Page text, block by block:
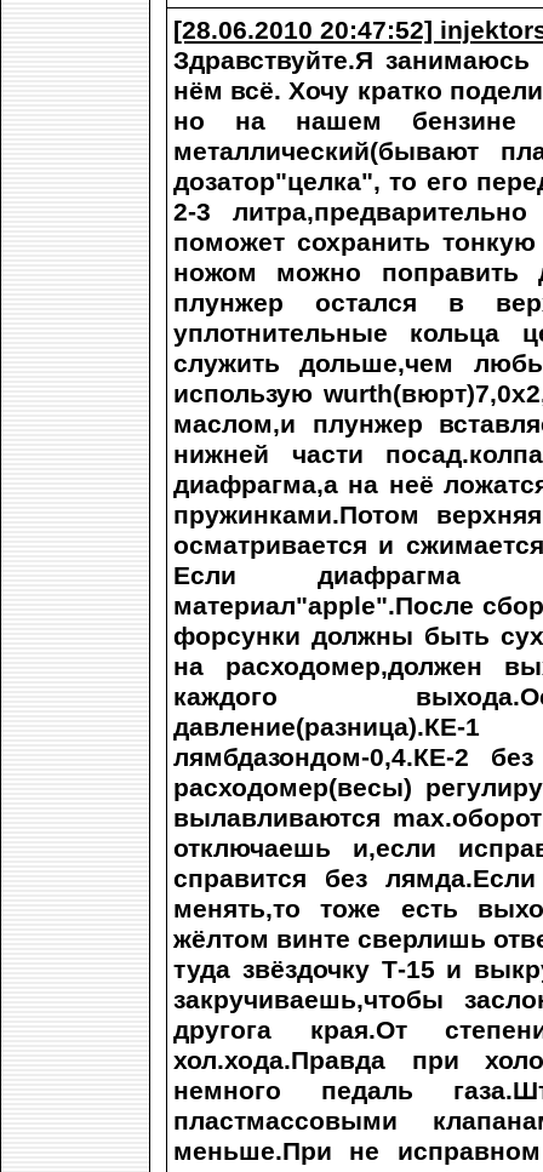
[28.06.2010 20:47:52]
Здравствуйте.Я
нём всё. Хочу кратко
но на нашем бензине
металлический(бывают
дозатор"целка", то его
2-3
поможет сохранить
ножом можно поправить
плунжер остался в
уплотнительные кольца
служить дольше,чем
использую
маслом,и плунжер
нижней части
диафрагма,а на неё
пружинками.Потом
осматривается и
Если диафрагма
материал"apple".После
форсунки должны быть
на расходомер,должен
каждого
лямбдазондом-0,4.КЕ-2
расходомер(весы)
вылавливаются
отключаешь и,если
справится без
менять,то тоже есть
жёлтом винте сверлишь
туда звёздочку Т-15 и
закручиваешь,чтобы
другога края.От
хол.хода.Правда при
немного педаль
пластмассовыми
меньше.При не